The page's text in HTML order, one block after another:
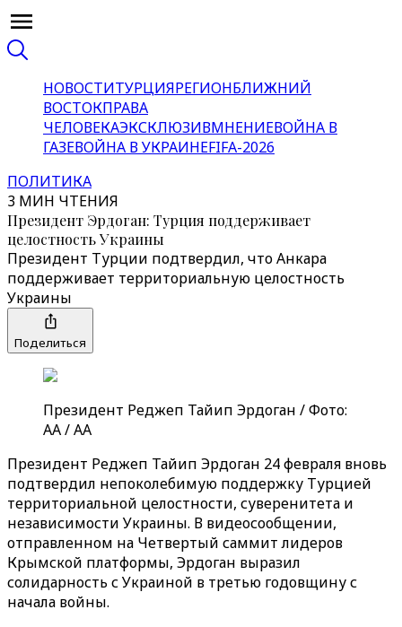
НОВОСТИТУРЦИЯРЕГИОНБЛИЖНИЙ
ВОСТОКПРАВА
ЧЕЛОВЕКАЭКСКЛЮЗИВМНЕНИЕВОЙНА В
ГАЗЕВОЙНА В УКРАИНЕFIFA-2026
ПОЛИТИКА
3 МИН ЧТЕНИЯ
Президент Эрдоган: Турция поддерживает
целостность Украины
Президент Турции подтвердил, что Анкара
поддерживает территориальную целостность
Украины
Поделиться
Президент Реджеп Тайип Эрдоган / Фото:
AA / AA
Президент Реджеп Тайип Эрдоган 24 февраля вновь
подтвердил непоколебимую поддержку Турцией
территориальной целостности, суверенитета и
независимости Украины. В видеосообщении,
отправленном на Четвертый саммит лидеров
Крымской платформы, Эрдоган выразил
солидарность с Украиной в третью годовщину с
начала войны.